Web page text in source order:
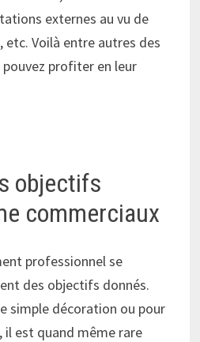
externes au vu de
etc. Voilà entre autres des
profiter en leur
objectifs
commerciaux
professionnel se
des objectifs donnés.
simple décoration ou pour
est quand même rare